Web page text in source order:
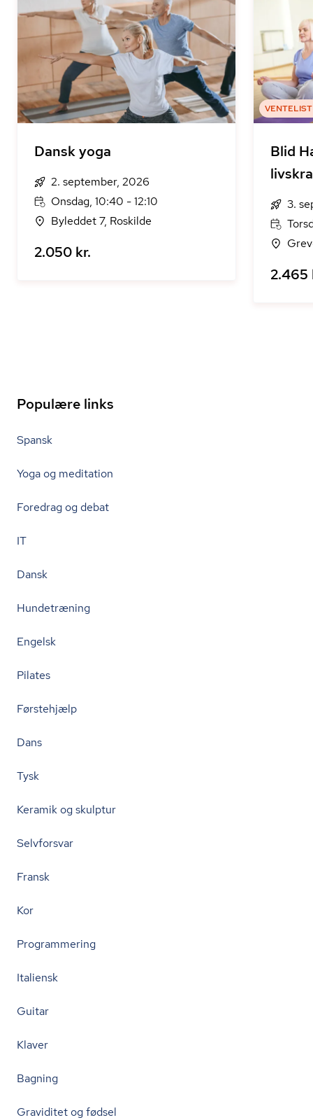
Dansk yoga
2. september, 2026
Onsdag, 10:40 - 12:10
Byleddet 7, Roskilde
2.050 kr.
Blid
3.
2.465
Populære links
Spansk
Yoga og meditation
Foredrag og debat
IT
Dansk
Hundetræning
Engelsk
Pilates
Førstehjælp
Dans
Tysk
Keramik og skulptur
Selvforsvar
Fransk
Kor
Programmering
Italiensk
Guitar
Klaver
Bagning
Graviditet og fødsel